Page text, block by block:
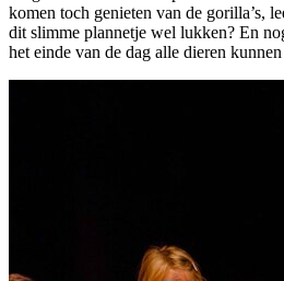
komen toch genieten van de gorilla’s,
dit slimme plannetje wel lukken? En
het einde van de dag alle dieren